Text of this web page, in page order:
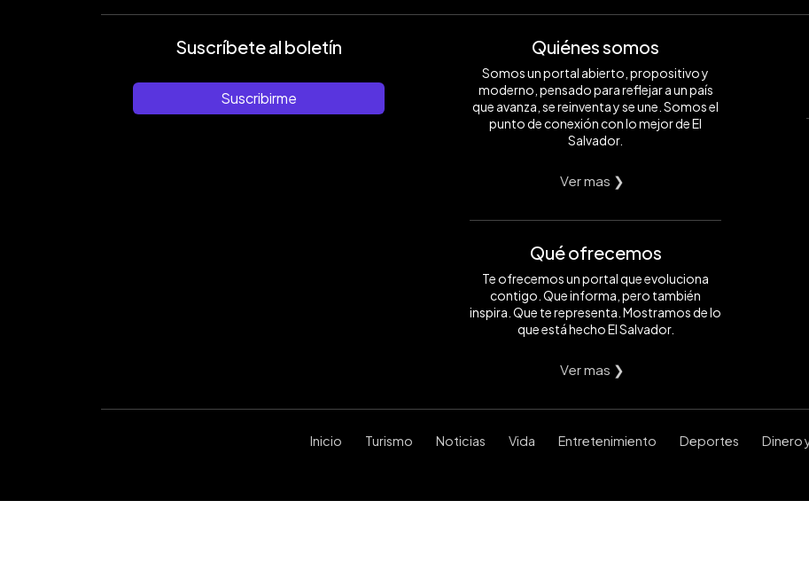
Suscríbete al boletín
Suscribirme
Quiénes somos
Somos un portal abierto, propositivo y
moderno, pensado para reflejar a un país
que avanza, se reinventa y se une. Somos el
punto de conexión con lo mejor de El
Salvador.
Ver mas ❯
Qué ofrecemos
Te ofrecemos un portal que evoluciona
contigo. Que informa, pero también
inspira. Que te representa. Mostramos de lo
que está hecho El Salvador.
Ver mas ❯
Inicio Turismo Noticias Vida Entretenimiento Deportes Dinero